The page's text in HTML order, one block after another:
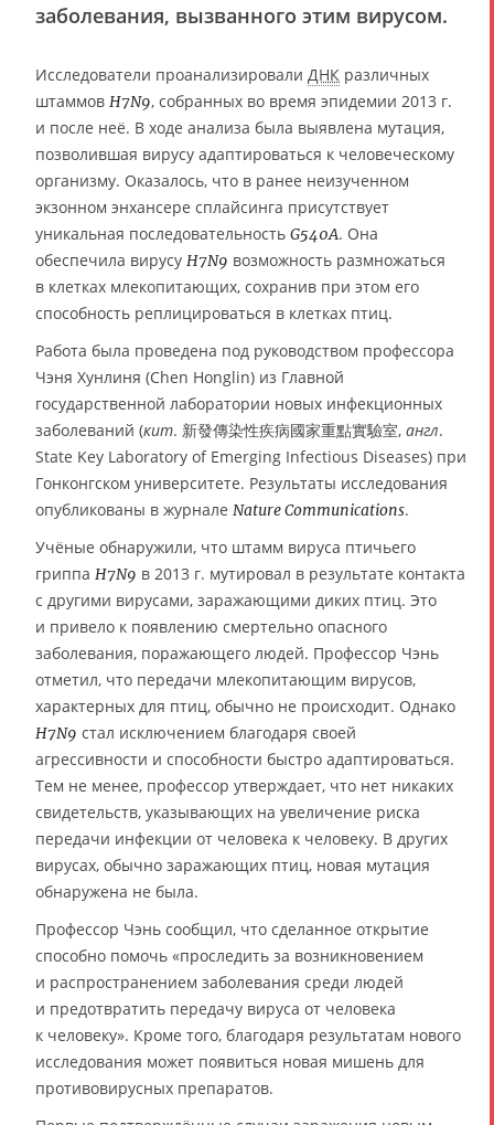
заболевания, вызванного этим вирусом.
Исследователи проанализировали ДНК различных
штаммов H7N9, собранных во время эпидемии 2013 г.
и после неё. В ходе анализа была выявлена мутация,
позволившая вирусу адаптироваться к человеческому
организму. Оказалось, что в ранее неизученном
экзонном энхансере сплайсинга присутствует
уникальная последовательность G540A. Она
обеспечила вирусу H7N9 возможность размножаться
в клетках млекопитающих, сохранив при этом его
способность реплицироваться в клетках птиц.
Работа была проведена под руководством профессора
Чэня Хунлиня (Chen Honglin) из Главной
государственной лаборатории новых инфекционных
заболеваний (кит. 新發傳染性疾病國家重點實驗室, англ.
State Key Laboratory of Emerging Infectious Diseases) при
Гонконгском университете. Результаты исследования
опубликованы в журнале Nature Communications.
Учёные обнаружили, что штамм вируса птичьего
гриппа H7N9 в 2013 г. мутировал в результате контакта
с другими вирусами, заражающими диких птиц. Это
и привело к появлению смертельно опасного
заболевания, поражающего людей. Профессор Чэнь
отметил, что передачи млекопитающим вирусов,
характерных для птиц, обычно не происходит. Однако
H7N9 стал исключением благодаря своей
агрессивности и способности быстро адаптироваться.
Тем не менее, профессор утверждает, что нет никаких
свидетельств, указывающих на увеличение риска
передачи инфекции от человека к человеку. В других
вирусах, обычно заражающих птиц, новая мутация
обнаружена не была.
Профессор Чэнь сообщил, что сделанное открытие
способно помочь «проследить за возникновением
и распространением заболевания среди людей
и предотвратить передачу вируса от человека
к человеку». Кроме того, благодаря результатам нового
исследования может появиться новая мишень для
противовирусных препаратов.